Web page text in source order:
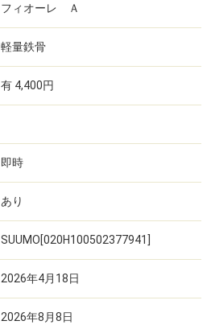
フィオーレ Ａ
軽量鉄骨
有 4,400円
即時
あり
SUUMO[020H100502377941]
2026年4月18日
2026年8月8日